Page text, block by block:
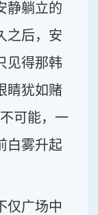
静躺立的
之后，安
见得那韩
睛犹如赌
可能，一
白雾升起
仅广场中